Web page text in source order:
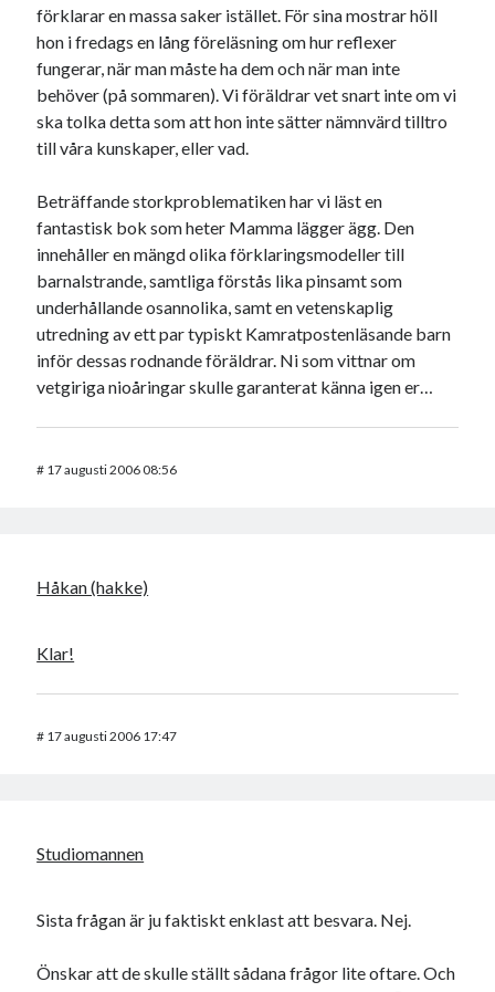
förklarar en massa saker istället. För sina mostrar höll
hon i fredags en lång föreläsning om hur reflexer
fungerar, när man måste ha dem och när man inte
behöver (på sommaren). Vi föräldrar vet snart inte om vi
ska tolka detta som att hon inte sätter nämnvärd tilltro
till våra kunskaper, eller vad.
Beträffande storkproblematiken har vi läst en
fantastisk bok som heter Mamma lägger ägg. Den
innehåller en mängd olika förklaringsmodeller till
barnalstrande, samtliga förstås lika pinsamt som
underhållande osannolika, samt en vetenskaplig
utredning av ett par typiskt Kamratpostenläsande barn
inför dessas rodnande föräldrar. Ni som vittnar om
vetgiriga nioåringar skulle garanterat känna igen er…
# 17 augusti 2006 08:56
Håkan (hakke)
Klar!
# 17 augusti 2006 17:47
Studiomannen
Sista frågan är ju faktiskt enklast att besvara. Nej.
Önskar att de skulle ställt sådana frågor lite oftare. Och